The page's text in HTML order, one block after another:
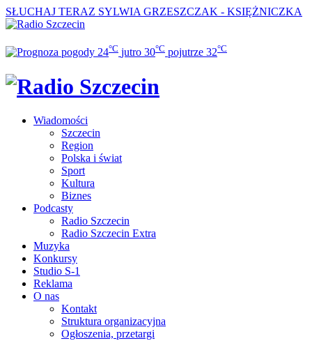
SŁUCHAJ TERAZ SYLWIA GRZESZCZAK - KSIĘŻNICZKA
24°C jutro 30°C pojutrze 32°C
Wiadomości
Szczecin
Region
Polska i świat
Sport
Kultura
Biznes
Podcasty
Radio Szczecin
Radio Szczecin Extra
Muzyka
Konkursy
Studio S-1
Reklama
O nas
Kontakt
Struktura organizacyjna
Ogłoszenia, przetargi